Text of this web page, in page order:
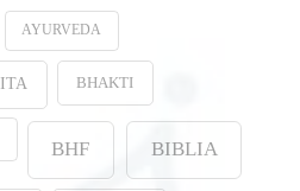
AYURVEDA
BHAKTI
BHF BIBLIA